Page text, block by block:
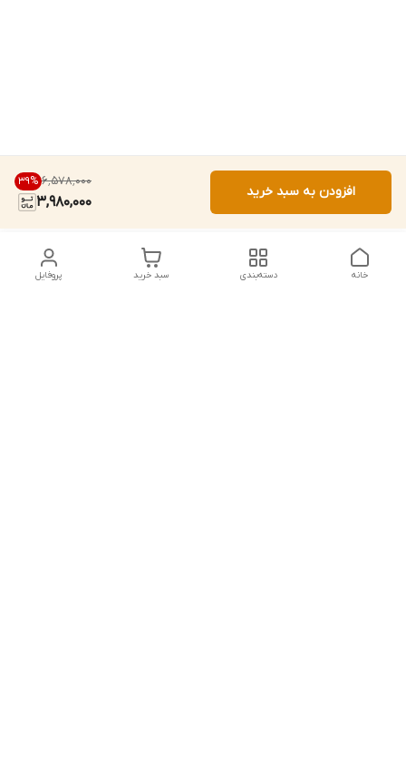
۶٬۵۷۸٬۰۰۰ 39%
3,980,000
افزودن به سبد خرید
پروفایل سبد خرید دسته‌بندی خانه